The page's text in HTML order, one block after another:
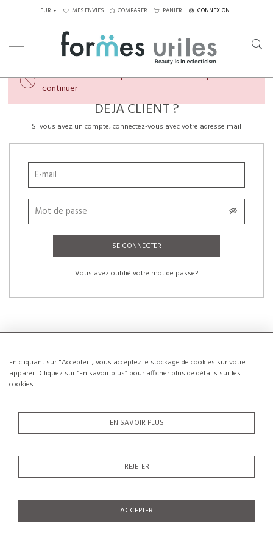
En cliquant sur "Accepter", vous acceptez le stockage de cookies sur votre
appareil. Cliquez sur “En savoir plus” pour afficher plus de détails sur les
cookies
EN SAVOIR PLUS
REJETER
ACCEPTER
EUR MES ENVIES COMPARER PANIER CONNEXION
Veuillez créer un compte ou vous connecter pour
continuer
DÉJÀ CLIENT ?
Si vous avez un compte, connectez-vous avec votre adresse mail
SE CONNECTER
Vous avez oublié votre mot de passe?
NOUVEAUX CLIENTS
La création d’un compte a de nombreux avantages: sauvegarder la liste de vos
CRÉER UN COMPTE